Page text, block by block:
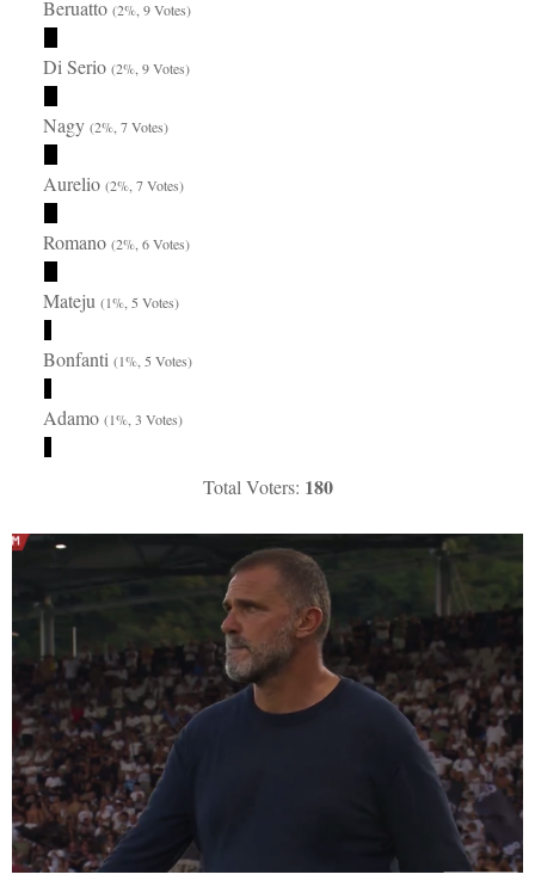
Beruatto(2%, 9 Votes)
Di Serio(2%, 9 Votes)
Nagy(2%, 7 Votes)
Aurelio(2%, 7 Votes)
Romano(2%, 6 Votes)
Mateju(1%, 5 Votes)
Bonfanti(1%, 5 Votes)
Adamo(1%, 3 Votes)
Total Voters: 180